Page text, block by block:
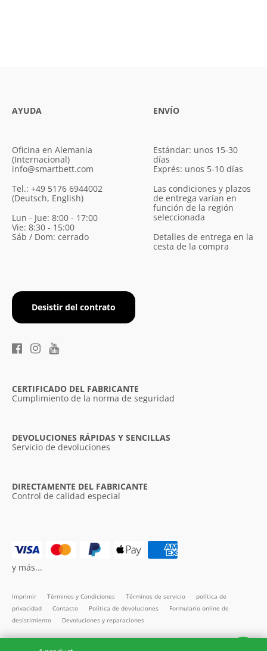
AYUDA
Oficina en Alemania
(Internacional)
info@smartbett.com
Tel.: +49 5176 6944002
(Deutsch, English)
Lun - Jue: 8:00 - 17:00
Vie: 8:30 - 15:00
Sáb / Dom: cerrado
Desistir del contrato
ENVÍO
Estándar: unos 15-30
días
Exprés: unos 5-10 días
Las condiciones y plazos
de entrega varían en
función de la región
seleccionada
Detalles de entrega en la
cesta de la compra
CERTIFICADO DEL FABRICANTE
Cumplimiento de la norma de seguridad
DEVOLUCIONES RÁPIDAS Y SENCILLAS
Servicio de devoluciones
DIRECTAMENTE DEL FABRICANTE
Control de calidad especial
Imprimir Términos y Condiciones Términos de servicio
política de
privacidad
Contacto Política de devoluciones
Formulario online de
desistimiento
Devoluciones y reparaciones
Todos los precios incl. IVA
y más...